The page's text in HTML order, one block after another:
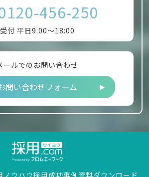
456-250
受付 平日9:00～18:00
ールでのお問い合わせ
問い合わせフォーム